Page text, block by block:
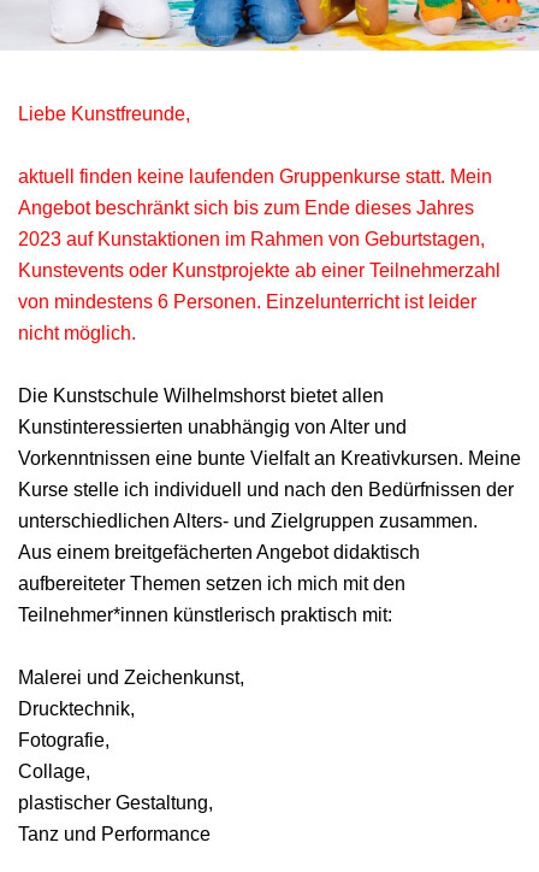
Liebe Kunstfreunde,
aktuell finden keine laufenden Gruppenkurse statt. Mein
Angebot beschränkt sich bis zum Ende dieses Jahres
2023 auf Kunstaktionen im Rahmen von Geburtstagen,
Kunstevents oder Kunstprojekte ab einer Teilnehmerzahl
von mindestens 6 Personen. Einzelunterricht ist leider
nicht möglich.
Die Kunstschule Wilhelmshorst bietet allen
Kunstinteressierten unabhängig von Alter und
Vorkenntnissen eine bunte Vielfalt an Kreativkursen. Meine
Kurse stelle ich individuell und nach den Bedürfnissen der
unterschiedlichen Alters- und Zielgruppen zusammen.
Aus einem breitgefächerten Angebot didaktisch
aufbereiteter Themen setzen ich mich mit den
Teilnehmer*innen künstlerisch praktisch mit:
Malerei und Zeichenkunst,
Drucktechnik,
Fotografie,
Collage,
plastischer Gestaltung,
Tanz und Performance